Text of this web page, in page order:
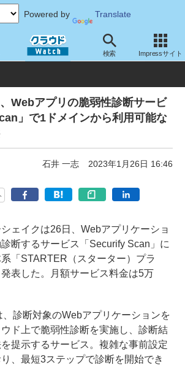
Powered by Translate
検索 Impressサイト
ュリティ セキュリティサービス
Webアプリの脆弱性診断サービ
」で1ドメインから利用可能な
石井 一志 2023年1月26日 16:46
ェイクは26日、Webアプリケーショ
断するサービス「Securify Scan」に
「STARTER（スターター）プラ
表した。月額サービス料金は5万
診断対象のWebアプリケーションを
ド上で脆弱性診断を実施し、診断結
提示するサービス。複雑な事前設定
、最短3ステップで診断を開始でき